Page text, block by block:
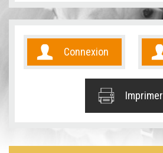
Connexion
Imprimer